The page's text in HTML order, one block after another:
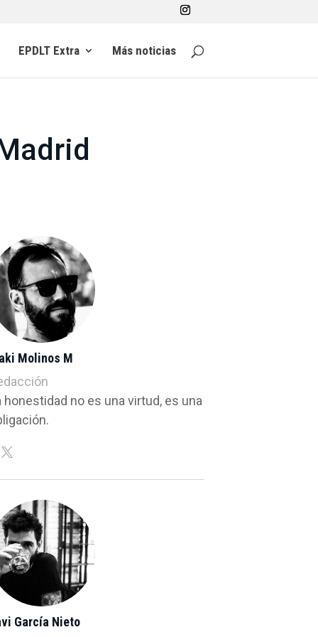
EPDLT Extra Más noticias
Molinos M
honestidad no es una virtud, es una
García Nieto